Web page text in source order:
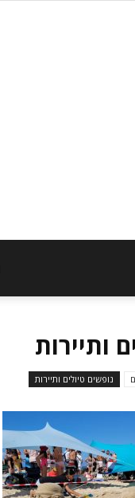
ותיירות
נופשים טיולים ותיירות